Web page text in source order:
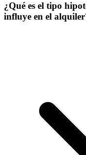
¿Qué es el tipo
influye en el